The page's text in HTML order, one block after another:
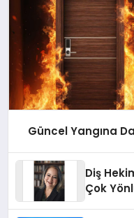
Güncel Yangına
Diş
Çok